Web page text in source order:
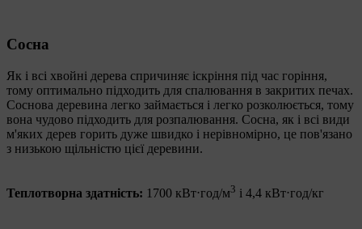
Сосна
Як і всі хвойні дерева спричиняє іскріння під час горіння,
тому оптимально підходить для спалювання в закритих печах.
Соснова деревина легко займається і легко розколюється, тому
вона чудово підходить для розпалювання. Сосна, як і всі види
м'яких дерев горить дуже швидко і нерівномірно, це пов'язано
з низькою щільністю цієї деревини.
Теплотворна здатність: 1700 кВт⋅год/м3 і 4,4 кВт⋅год/кг